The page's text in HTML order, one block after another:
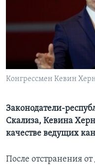
Learning English
СОЦИАЛЬНЫЕ СЕТИ
Конгрессмен Кевин
Законодатели-
Скализа, Кевина
качестве ведущих
После отстранения